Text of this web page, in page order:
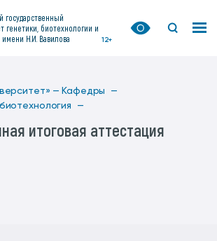
государственный
генетики, биотехнологии и
Н.И. Вавилова
12+
— Кафедры —
—
итоговая аттестация